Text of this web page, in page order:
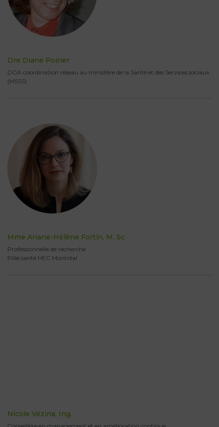
Dre Diane Poirier
DGA coordination réseau au ministère de la Santé et des Services sociaux
(MSSS)
Mme Ariane-Hélène Fortin, M. Sc
Professionnelle de recherche
Pôle santé HEC Montréal
Nicole Vézina, Ing.